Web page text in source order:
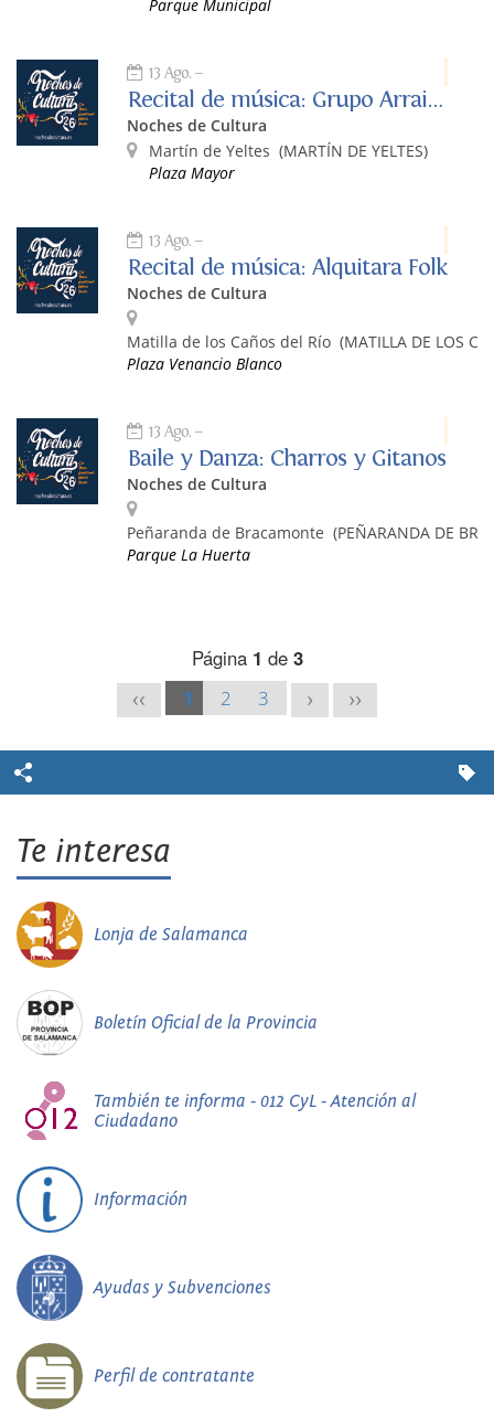
Parque Municipal
13 Ago.
Recital de música: Grupo Arraigo
Noches de Cultura
Martín de Yeltes (MARTÍN DE YELTES)
Plaza Mayor
13 Ago.
Recital de música: Alquitara Folk
Noches de Cultura
Matilla de los Caños del Río (MATILLA DE LOS
Plaza Venancio Blanco
13 Ago.
Baile y Danza: Charros y Gitanos
Noches de Cultura
Peñaranda de Bracamonte (PEÑARANDA DE
Parque La Huerta
Página 1 de 3
<< 1 2 3 > >>
Te interesa
Lonja de Salamanca
Boletín Oficial de la Provincia
También te informa - 012 CyL - Atención al
Ciudadano
Información
Ayudas y Subvenciones
Perfil de contratante